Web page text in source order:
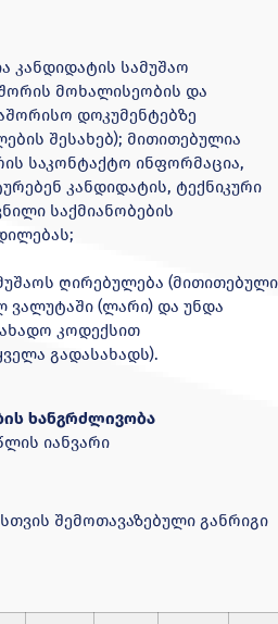
კანდიდატის სამუშაო
მოხალისეობის და
დოკუმენტებზე
შესახებ); მითითებულია
საკონტაქტო ინფორმაცია,
კანდიდატის, ტექნიკური
საქმიანობების
ღირებულება (მითითებული
ვალუტაში (ლარი) და უნდა
კოდექსით
გადასახადს).
ხანგრძლივობა
იანვარი
შემოთავაზებული განრიგი